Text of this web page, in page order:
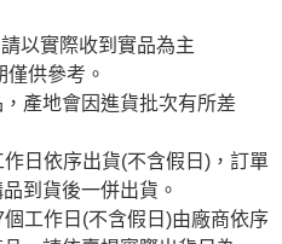
以實際收到實品為主
僅供參考。
產地會因進貨批次有所差
日依序出貨(不含假日)，訂單
到貨後一併出貨。
工作日(不含假日)由廠商依序